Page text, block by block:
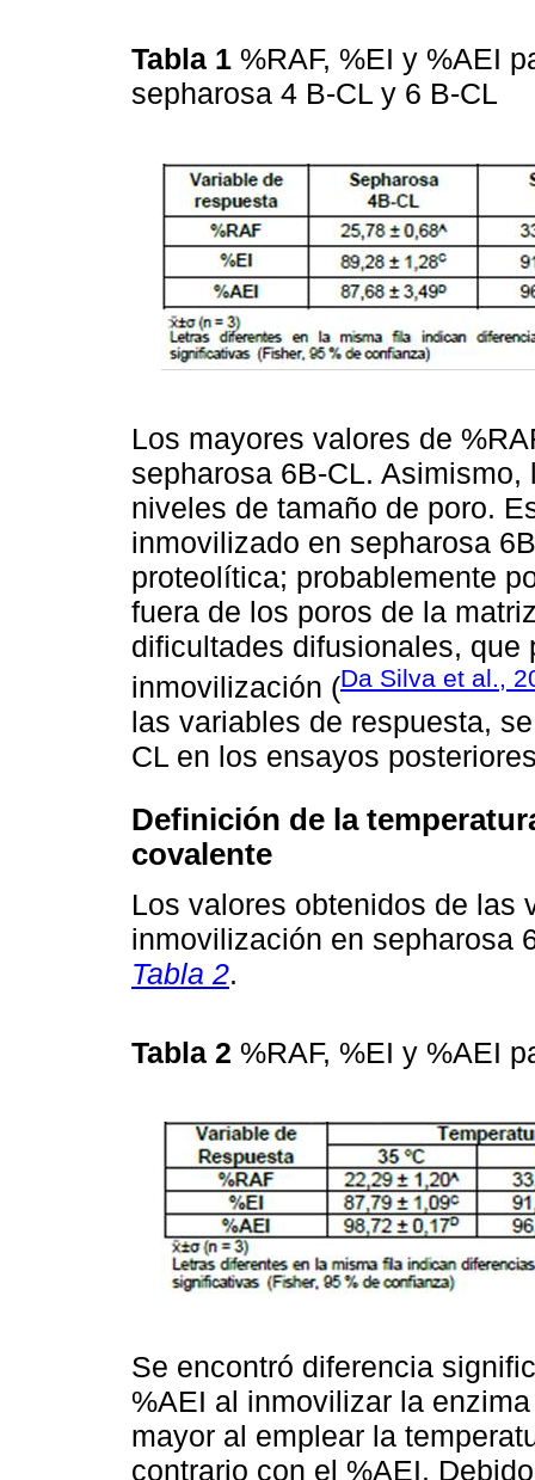
Tabla 1 %RAF, %EI y %AEI
sepharosa 4 B-CL y 6 B-CL
Los mayores valores de
sepharosa 6B-CL.
niveles de tamaño de poro.
inmovilizado en sepharosa
proteolítica; probablemente
fuera de los poros de la
dificultades difusionales,
inmovilización (Da Silva et al.,
las variables de respuesta,
CL en los ensayos
Definición de la
covalente
Los valores obtenidos de las
inmovilización en sepharosa
Tabla 2.
Tabla 2 %RAF, %EI y %AEI
Se encontró diferencia
%AEI al inmovilizar la
mayor al emplear la
contrario con el %AEI.